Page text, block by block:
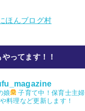
ほんブログ村
ってます！！
娘 子育て中！保育士主婦
料理など更新します！